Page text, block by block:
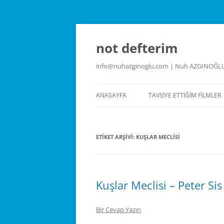
İçeriğe
not defterim
info@nuhazginoglu.com | Nuh
ANASAYFA TAVSIYE ETTIĞIM FILMLER
ETIKET ARŞIVI: KUŞLAR MECLISI
Kuşlar Meclisi – Peter Sis
Bir Cevap Yazın